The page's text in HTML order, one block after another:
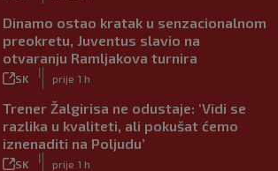
Dinamo ostao kratak u senzacionalnom
preokretu, Juventus slavio na
otvaranju Ramljakova turnira
SK
|
prije 1 h
Trener Žalgirisa ne odustaje: ‘Vidi se
razlika u kvaliteti, ali pokušat ćemo
iznenaditi na Poljudu’
SK
|
prije 1 h